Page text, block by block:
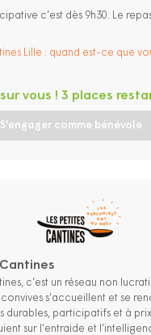
c’est dès 9h30. Le
Lille : quand est-ce que
S'engager comme bénévole
vous ! 3 places
c’est un réseau non
s'accueillent et se
durables, participatifs et à
sur l'entraide et